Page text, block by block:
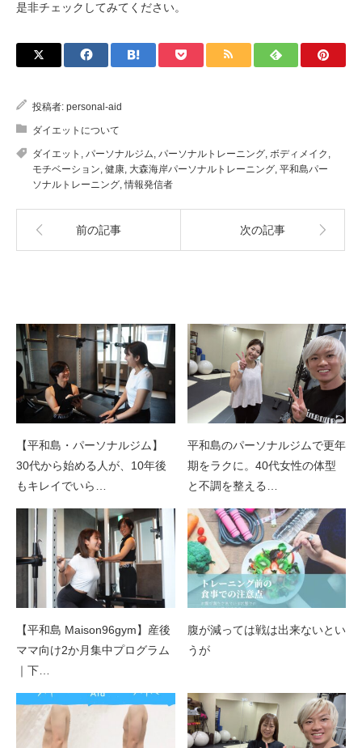
是非チェックしてみてください。
投稿者: personal-aid
ダイエットについて
ダイエット , パーソナルジム, パーソナルトレーニング, ボディメイク ,
モチベーション, 健康, 大森海岸パーソナルトレーニング, 平和島パー
ソナルトレーニング,情報発信者
前の記事 次の記事
【平和島・パーソナルジム】
30代から始める人が、10年後
もキレイでいら…
平和島のパーソナルジムで更年
期をラクに。40代女性の体型
と不調を整える…
【平和島 Maison96gym】産後
ママ向け2か月集中プログラム
｜下…
腹が減っては戦は出来ないとい
うが